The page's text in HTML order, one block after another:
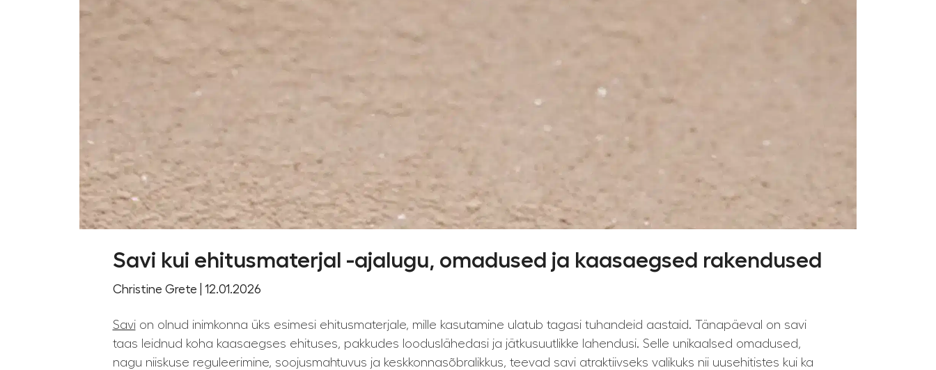
Savi kui ehitusmaterjal -ajalugu, omadused ja kaasaegsed rakendused
Christine Grete | 12.01.2026
Savi on olnud inimkonna üks esimesi ehitusmaterjale, mille kasutamine ulatub tagasi tuhandeid aastaid. Tänapäeval on savi
taas leidnud koha kaasaegses ehituses, pakkudes looduslähedasi ja jätkusuutlikke lahendusi. Selle unikaalsed omadused,
nagu niiskuse reguleerimine, soojusmahtuvus ja keskkonnasõbralikkus, teevad savi atraktiivseks valikuks nii uusehitistes kui ka